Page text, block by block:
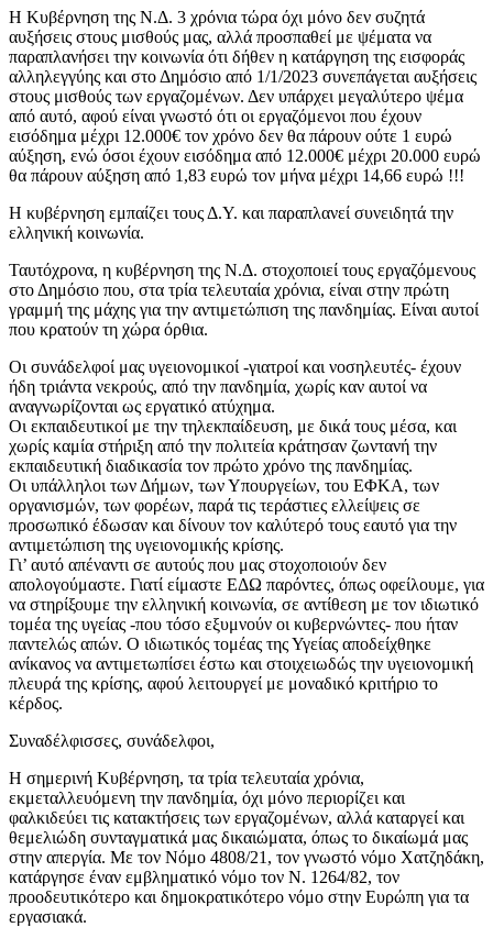
Η Κυβέρνηση της Ν.Δ. 3 χρόνια τώρα όχι μόνο δεν συζητά
αυξήσεις στους μισθούς μας, αλλά προσπαθεί με ψέματα να
παραπλανήσει την κοινωνία ότι δήθεν η κατάργηση της εισφοράς
αλληλεγγύης και στο Δημόσιο από 1/1/2023 συνεπάγεται αυξήσεις
στους μισθούς των εργαζομένων. Δεν υπάρχει μεγαλύτερο ψέμα
από αυτό, αφού είναι γνωστό ότι οι εργαζόμενοι που έχουν
εισόδημα μέχρι 12.000€ τον χρόνο δεν θα πάρουν ούτε 1 ευρώ
αύξηση, ενώ όσοι έχουν εισόδημα από 12.000€ μέχρι 20.000 ευρώ
θα πάρουν αύξηση από 1,83 ευρώ τον μήνα μέχρι 14,66 ευρώ !!!
Η κυβέρνηση εμπαίζει τους Δ.Υ. και παραπλανεί συνειδητά την
ελληνική κοινωνία.
Ταυτόχρονα, η κυβέρνηση της Ν.Δ. στοχοποιεί τους εργαζόμενους
στο Δημόσιο που, στα τρία τελευταία χρόνια, είναι στην πρώτη
γραμμή της μάχης για την αντιμετώπιση της πανδημίας. Είναι αυτοί
που κρατούν τη χώρα όρθια.
Οι συνάδελφοί μας υγειονομικοί -γιατροί και νοσηλευτές- έχουν
ήδη τριάντα νεκρούς, από την πανδημία, χωρίς καν αυτοί να
αναγνωρίζονται ως εργατικό ατύχημα.
Οι εκπαιδευτικοί με την τηλεκπαίδευση, με δικά τους μέσα, και
χωρίς καμία στήριξη από την πολιτεία κράτησαν ζωντανή την
εκπαιδευτική διαδικασία τον πρώτο χρόνο της πανδημίας.
Οι υπάλληλοι των Δήμων, των Υπουργείων, του ΕΦΚΑ, των
οργανισμών, των φορέων, παρά τις τεράστιες ελλείψεις σε
προσωπικό έδωσαν και δίνουν τον καλύτερό τους εαυτό για την
αντιμετώπιση της υγειονομικής κρίσης.
Γι’ αυτό απέναντι σε αυτούς που μας στοχοποιούν δεν
απολογούμαστε. Γιατί είμαστε ΕΔΩ παρόντες, όπως οφείλουμε, για
να στηρίξουμε την ελληνική κοινωνία, σε αντίθεση με τον ιδιωτικό
τομέα της υγείας -που τόσο εξυμνούν οι κυβερνώντες- που ήταν
παντελώς απών. Ο ιδιωτικός τομέας της Υγείας αποδείχθηκε
ανίκανος να αντιμετωπίσει έστω και στοιχειωδώς την υγειονομική
πλευρά της κρίσης, αφού λειτουργεί με μοναδικό κριτήριο το
κέρδος.
Συναδέλφισσες, συνάδελφοι,
Η σημερινή Κυβέρνηση, τα τρία τελευταία χρόνια,
εκμεταλλευόμενη την πανδημία, όχι μόνο περιορίζει και
φαλκιδεύει τις κατακτήσεις των εργαζομένων, αλλά καταργεί και
θεμελιώδη συνταγματικά μας δικαιώματα, όπως το δικαίωμά μας
στην απεργία. Με τον Νόμο 4808/21, τον γνωστό νόμο Χατζηδάκη,
κατάργησε έναν εμβληματικό νόμο τον Ν. 1264/82, τον
προοδευτικότερο και δημοκρατικότερο νόμο στην Ευρώπη για τα
εργασιακά.